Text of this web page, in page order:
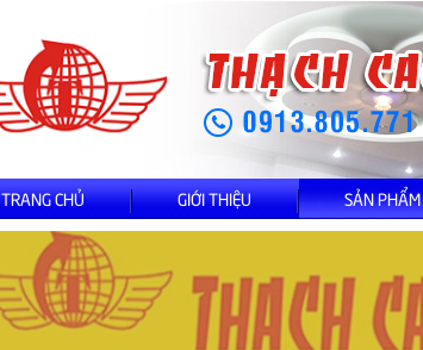
TRANG CHỦ GIỚI THIỆU SẢN PHẨM